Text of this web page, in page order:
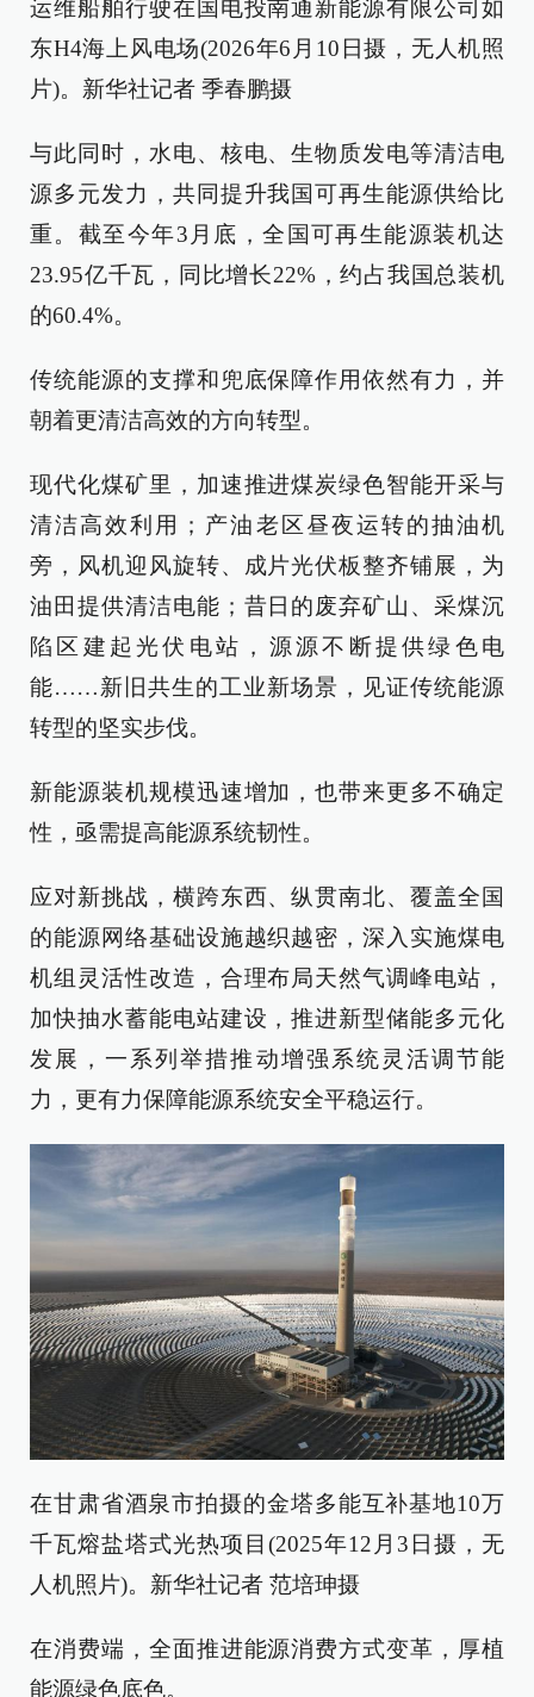
运维船舶行驶在国电投南通新能源有限公司如
东H4海上风电场(2026年6月10日摄，无人机照
片)。新华社记者 季春鹏摄
与此同时，水电、核电、生物质发电等清洁电
源多元发力，共同提升我国可再生能源供给比
重。截至今年3月底，全国可再生能源装机达
23.95亿千瓦，同比增长22%，约占我国总装机
的60.4%。
传统能源的支撑和兜底保障作用依然有力，并
朝着更清洁高效的方向转型。
现代化煤矿里，加速推进煤炭绿色智能开采与
清洁高效利用；产油老区昼夜运转的抽油机
旁，风机迎风旋转、成片光伏板整齐铺展，为
油田提供清洁电能；昔日的废弃矿山、采煤沉
陷区建起光伏电站，源源不断提供绿色电
能……新旧共生的工业新场景，见证传统能源
转型的坚实步伐。
新能源装机规模迅速增加，也带来更多不确定
性，亟需提高能源系统韧性。
应对新挑战，横跨东西、纵贯南北、覆盖全国
的能源网络基础设施越织越密，深入实施煤电
机组灵活性改造，合理布局天然气调峰电站，
加快抽水蓄能电站建设，推进新型储能多元化
发展，一系列举措推动增强系统灵活调节能
力，更有力保障能源系统安全平稳运行。
在甘肃省酒泉市拍摄的金塔多能互补基地10万
千瓦熔盐塔式光热项目(2025年12月3日摄，无
人机照片)。新华社记者 范培珅摄
在消费端，全面推进能源消费方式变革，厚植
能源绿色底色。